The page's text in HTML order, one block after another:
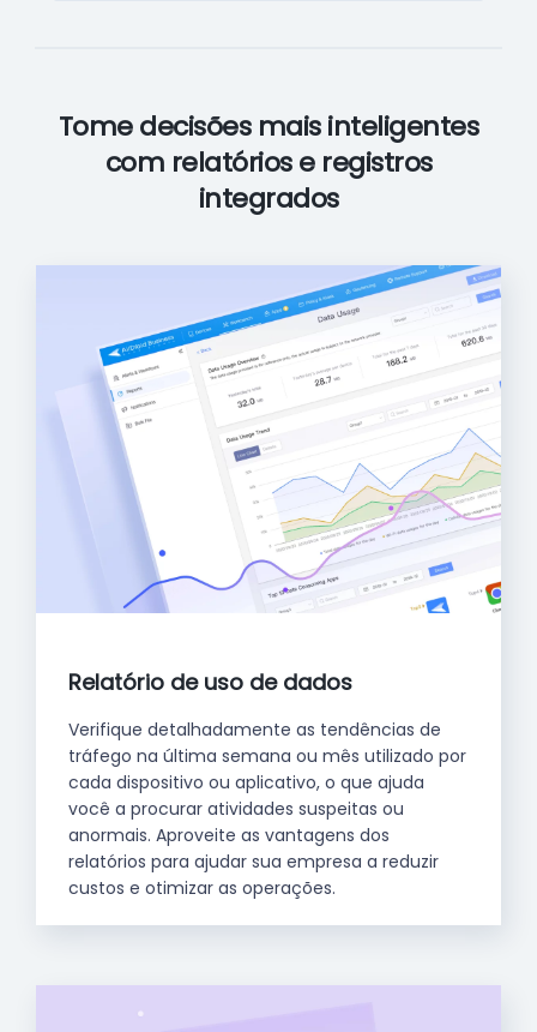
Tome decisões mais inteligentes
com relatórios e registros
integrados
Relatório de uso de dados
Verifique detalhadamente as tendências de
tráfego na última semana ou mês utilizado por
cada dispositivo ou aplicativo, o que ajuda
você a procurar atividades suspeitas ou
anormais. Aproveite as vantagens dos
relatórios para ajudar sua empresa a reduzir
custos e otimizar as operações.